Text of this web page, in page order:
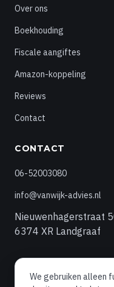
Over ons
Boekhouding
Fiscale aangiftes
Amazon-koppeling
Reviews
Contact
CONTACT
06-52003080
info@vanwijk-advies.nl
Nieuwenhagerstraat
6374 XR Landgraaf
© 2026 Van Wijk Advies
We gebruiken alleen